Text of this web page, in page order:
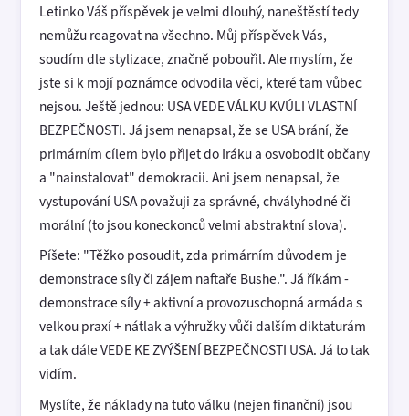
Letinko Váš příspěvek je velmi dlouhý, naneštěstí tedy
nemůžu reagovat na všechno. Můj příspěvek Vás,
soudím dle stylizace, značně pobouřil. Ale myslím, že
jste si k mojí poznámce odvodila věci, které tam vůbec
nejsou. Ještě jednou: USA VEDE VÁLKU KVÚLI VLASTNÍ
BEZPEČNOSTI. Já jsem nenapsal, že se USA brání, že
primárním cílem bylo přijet do Iráku a osvobodit občany
a "nainstalovat" demokracii. Ani jsem nenapsal, že
vystupování USA považuji za správné, chvályhodné či
morální (to jsou koneckonců velmi abstraktní slova).
Píšete: "Těžko posoudit, zda primárním důvodem je
demonstrace síly či zájem naftaře Bushe.". Já říkám -
demonstrace síly + aktivní a provozuschopná armáda s
velkou praxí + nátlak a výhružky vůči dalším diktaturám
a tak dále VEDE KE ZVÝŠENÍ BEZPEČNOSTI USA. Já to tak
vidím.
Myslíte, že náklady na tuto válku (nejen finanční) jsou